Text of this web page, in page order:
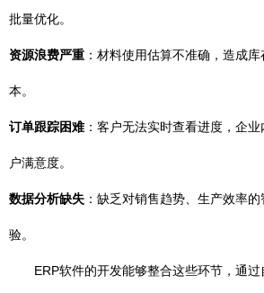
批量优化。
资源浪费严重 ：材料使用估算不准确，造成
本。
订单跟踪困难：客户无法实时查看进度，企
户满意度。
数据分析缺失 ：缺乏对销售趋势、生产效率
验。
ERP软件的开发能够整合这些环节，通过